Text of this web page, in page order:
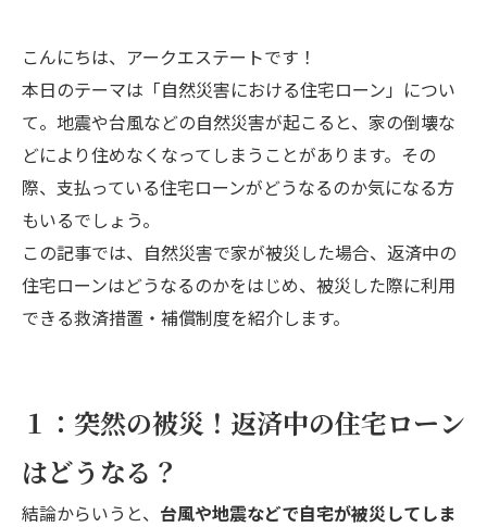
こんにちは、アークエステートです！
本日のテーマは「自然災害における住宅ローン」につい
て。地震や台風などの自然災害が起こると、家の倒壊な
どにより住めなくなってしまうことがあります。その
際、支払っている住宅ローンがどうなるのか気になる方
もいるでしょう。
この記事では、自然災害で家が被災した場合、返済中の
住宅ローンはどうなるのかをはじめ、被災した際に利用
できる救済措置・補償制度を紹介します。
１：突然の被災！返済中の住宅ローン
はどうなる？
結論からいうと、 台風や地震などで自宅が被災してしま